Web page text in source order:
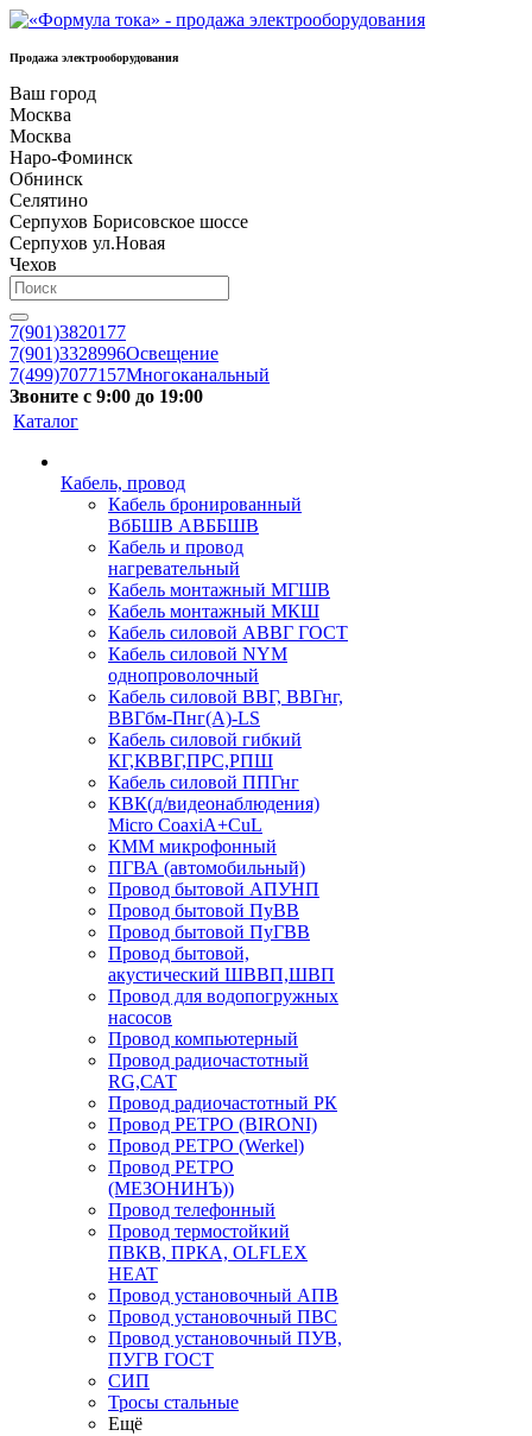
Продажа электрооборудования
Ваш город
Москва
Москва
Наро-Фоминск
Обнинск
Селятино
Серпухов Борисовское шоссе
Серпухов ул.Новая
Чехов
7(901)3820177
7(901)3328996Освещение
7(499)7077157Многоканальный
Звоните с 9:00 до 19:00
Каталог
Кабель, провод
Кабель бронированный
ВбБШВ АВББШВ
Кабель и провод
нагревательный
Кабель монтажный МГШВ
Кабель монтажный МКШ
Кабель силовой АВВГ ГОСТ
Кабель силовой NYM
однопроволочный
Кабель силовой ВВГ, ВВГнг,
ВВГбм-Пнг(А)-LS
Кабель силовой гибкий
КГ,КВВГ,ПРС,РПШ
Кабель силовой ППГнг
КВК(д/видеонаблюдения)
Micro CoaxiA+CuL
КММ микрофонный
ПГВА (автомобильный)
Провод бытовой АПУНП
Провод бытовой ПуВВ
Провод бытовой ПуГВВ
Провод бытовой,
акустический ШВВП,ШВП
Провод для водопогружных
насосов
Провод компьютерный
Провод радиочастотный
RG,САТ
Провод радиочастотный РК
Провод РЕТРО (BIRONI)
Провод РЕТРО (Werkel)
Провод РЕТРО
(МЕЗОНИНЪ))
Провод телефонный
Провод термостойкий
ПВКВ, ПРКА, OLFLEX
HEAT
Провод установочный АПВ
Провод установочный ПВС
Провод установочный ПУВ,
ПУГВ ГОСТ
СИП
Тросы стальные
Ещё